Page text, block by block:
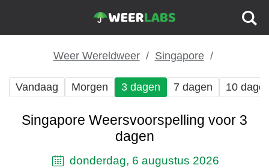
Weer Wereldweer Singapore
Vandaag Morgen 3 dagen 7 dagen 10
Singapore Weersvoorspelling voor 3
dagen
donderdag, 6 augustus 2026